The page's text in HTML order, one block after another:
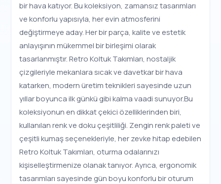
bir hava katıyor. Bu koleksiyon, zamansız tasarımları
ve konforlu yapısıyla, her evin atmosferini
değiştirmeye aday. Her bir parça, kalite ve estetik
anlayışının mükemmel bir birleşimi olarak
tasarlanmıştır. Retro Koltuk Takımları, nostaljik
çizgileriyle mekanlara sıcak ve davetkar bir hava
katarken, modern üretim teknikleri sayesinde uzun
yıllar boyunca ilk günkü gibi kalma vaadi sunuyor.Bu
koleksiyonun en dikkat çekici özelliklerinden biri,
kullanılan renk ve doku çeşitliliği. Zengin renk paleti ve
çeşitli kumaş seçenekleriyle, her zevke hitap edebilen
Retro Koltuk Takımları, oturma odalarınızı
kişiselleştirmenize olanak tanıyor. Ayrıca, ergonomik
tasarımları sayesinde gün boyu konforlu bir oturum